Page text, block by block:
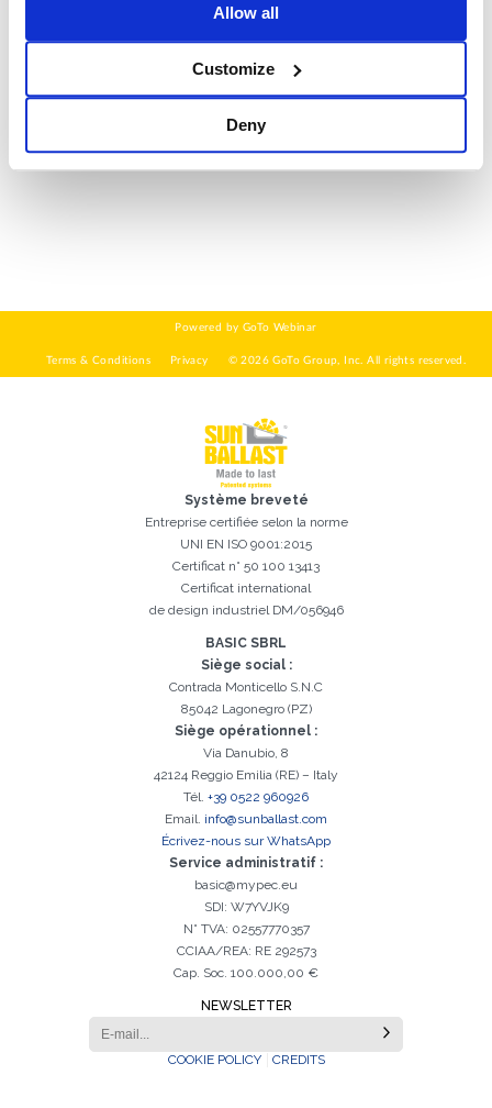
Allow all
Customize
Deny
Distributeur
Autre
J'ai lu et j'accepte lapolitique de confidentialité*
Inscription réussi. Vérifiez votre boîte e-mail pour procéder à
l'activation
Système breveté
Entreprise certifiée selon la norme
UNI EN ISO 9001:2015
Certificat n° 50 100 13413
Certificat international
de design industriel DM/056946
BASIC SBRL
Siège social :
Contrada Monticello S.N.C
85042 Lagonegro (PZ)
Siège opérationnel :
Via Danubio, 8
42124 Reggio Emilia (RE) – Italy
Tél. +39 0522 960926
Email. info@sunballast.com
Écrivez-nous sur WhatsApp
Service administratif :
basic@mypec.eu
SDI: W7YVJK9
N° TVA: 02557770357
CCIAA/REA: RE 292573
Cap. Soc. 100.000,00 €
NEWSLETTER
COOKIE POLICY CREDITS